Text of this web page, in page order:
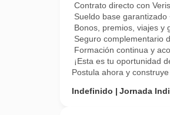
Contrato directo con
Sueldo base garantizado
Bonos, premios, viajes y
Seguro complementario
Formación continua y
¡Esta es tu oportunidad
Postula ahora y
Indefinido
Jornada